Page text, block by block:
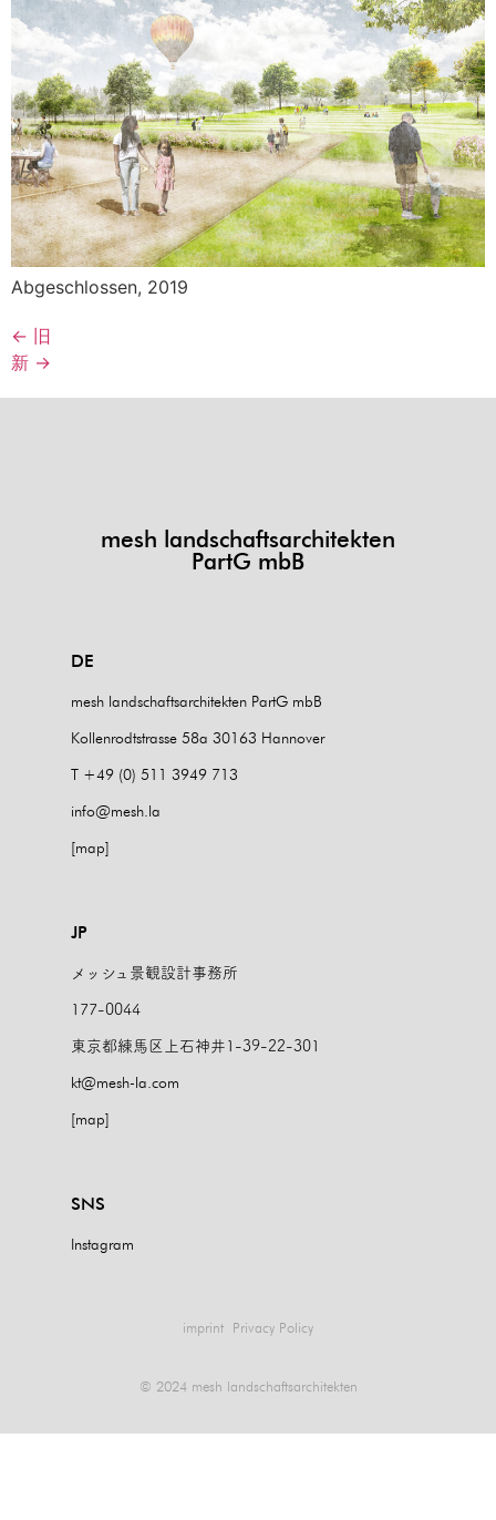
Abgeschlossen, 2019
← 旧
新 →
mesh landschaftsarchitekten
PartG mbB
DE
mesh landschaftsarchitekten PartG mbB
Kollenrodtstrasse 58a 30163 Hannover
T +49 (0) 511 3949 713
info@mesh.la
[map]
JP
メッシュ景観設計事務所
177-0044
東京都練馬区上石神井1-39-22-301
kt@mesh-la.com
[map]
SNS
Instagram
imprint Privacy Policy
© 2024 mesh landschaftsarchitekten